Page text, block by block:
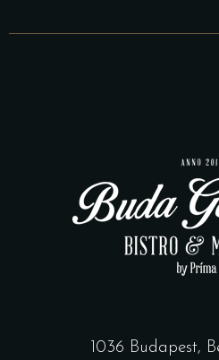
1036 Budapest,